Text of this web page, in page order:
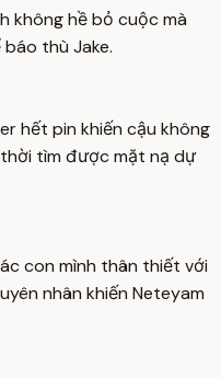
không hề bỏ cuộc mà
thù Jake.
hết pin khiến cậu không
tìm được mặt nạ dự
con mình thân thiết với
nhân khiến Neteyam